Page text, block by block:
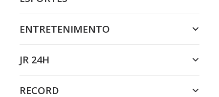
ENTRETENIMENTO
JR 24H
RECORD